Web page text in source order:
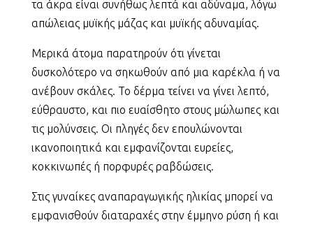
τα άκρα είναι συνήθως λεπτά και αδύναμα, λόγω
απώλειας μυϊκής μάζας και μυϊκής αδυναμίας.
Μερικά άτομα παρατηρούν ότι γίνεται
δυσκολότερο να σηκωθούν από μια καρέκλα ή να
ανέβουν σκάλες. Το δέρμα τείνει να γίνει λεπτό,
εύθραυστο, και πιο ευαίσθητο στους μώλωπες και
τις μολύνσεις. Οι πληγές δεν επουλώνονται
ικανοποιητικά και εμφανίζονται ευρείες,
κοκκινωπές ή πορφυρές ραβδώσεις.
Στις γυναίκες αναπαραγωγικής ηλικίας μπορεί να
εμφανισθούν διαταραχές στην έμμηνο ρύση ή και